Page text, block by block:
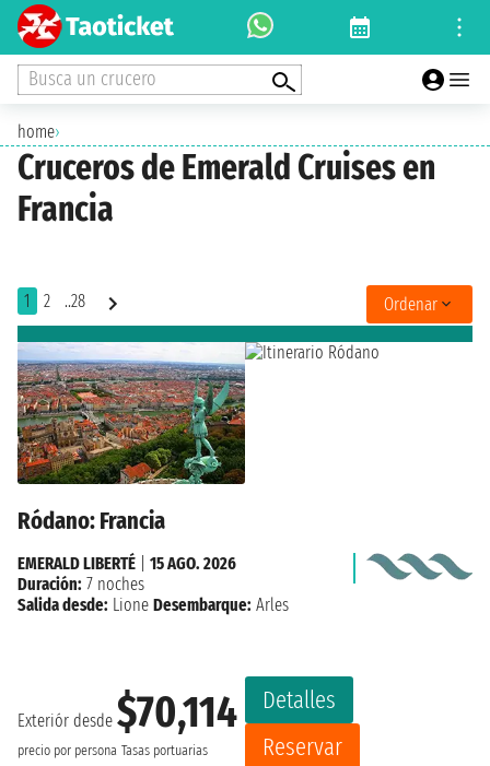
Busca un crucero
home›
Cruceros de Emerald Cruises en
Francia
1 2 ..28 Ordenar
Ródano: Francia
Exteriór desde $70,114
precio por persona Tasas portuarias
Detalles
Reservar
EMERALD LIBERTÉ
15 AGO. 2026
Duración: 7 noches
Salida desde: Lione Desembarque: Arles